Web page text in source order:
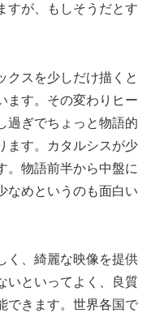
すが、もしそうだとす
クスを少しだけ描くと
ます。その変わりヒー
過ぎでちょっと物語的
ます。カタルシスが少
。物語前半から中盤に
なめというのも面白い
く、綺麗な映像を提供
いといってよく、良質
できます。世界各国で